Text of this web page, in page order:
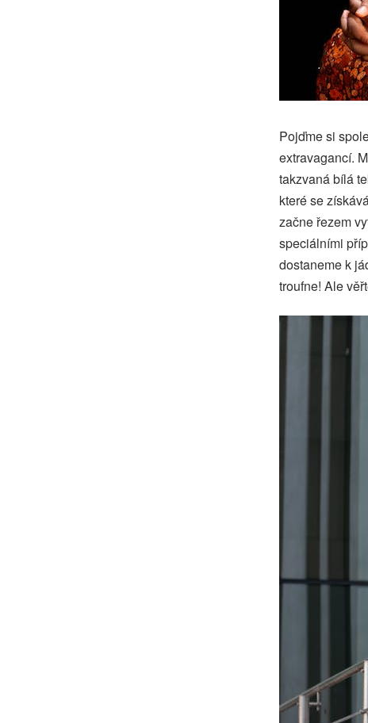
Pojďme si
extravagancí.
takzvaná bílá
které se
začne řezem
speciálními
dostaneme k
troufne! Ale